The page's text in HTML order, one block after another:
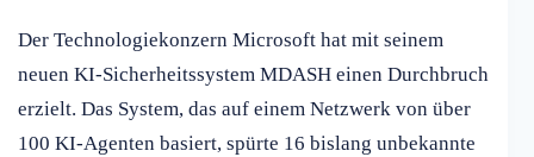
Der Technologiekonzern Microsoft hat mit seinem
neuen KI-Sicherheitssystem MDASH einen Durchbruch
erzielt. Das System, das auf einem Netzwerk von über
100 KI-Agenten basiert, spürte 16 bislang unbekannte